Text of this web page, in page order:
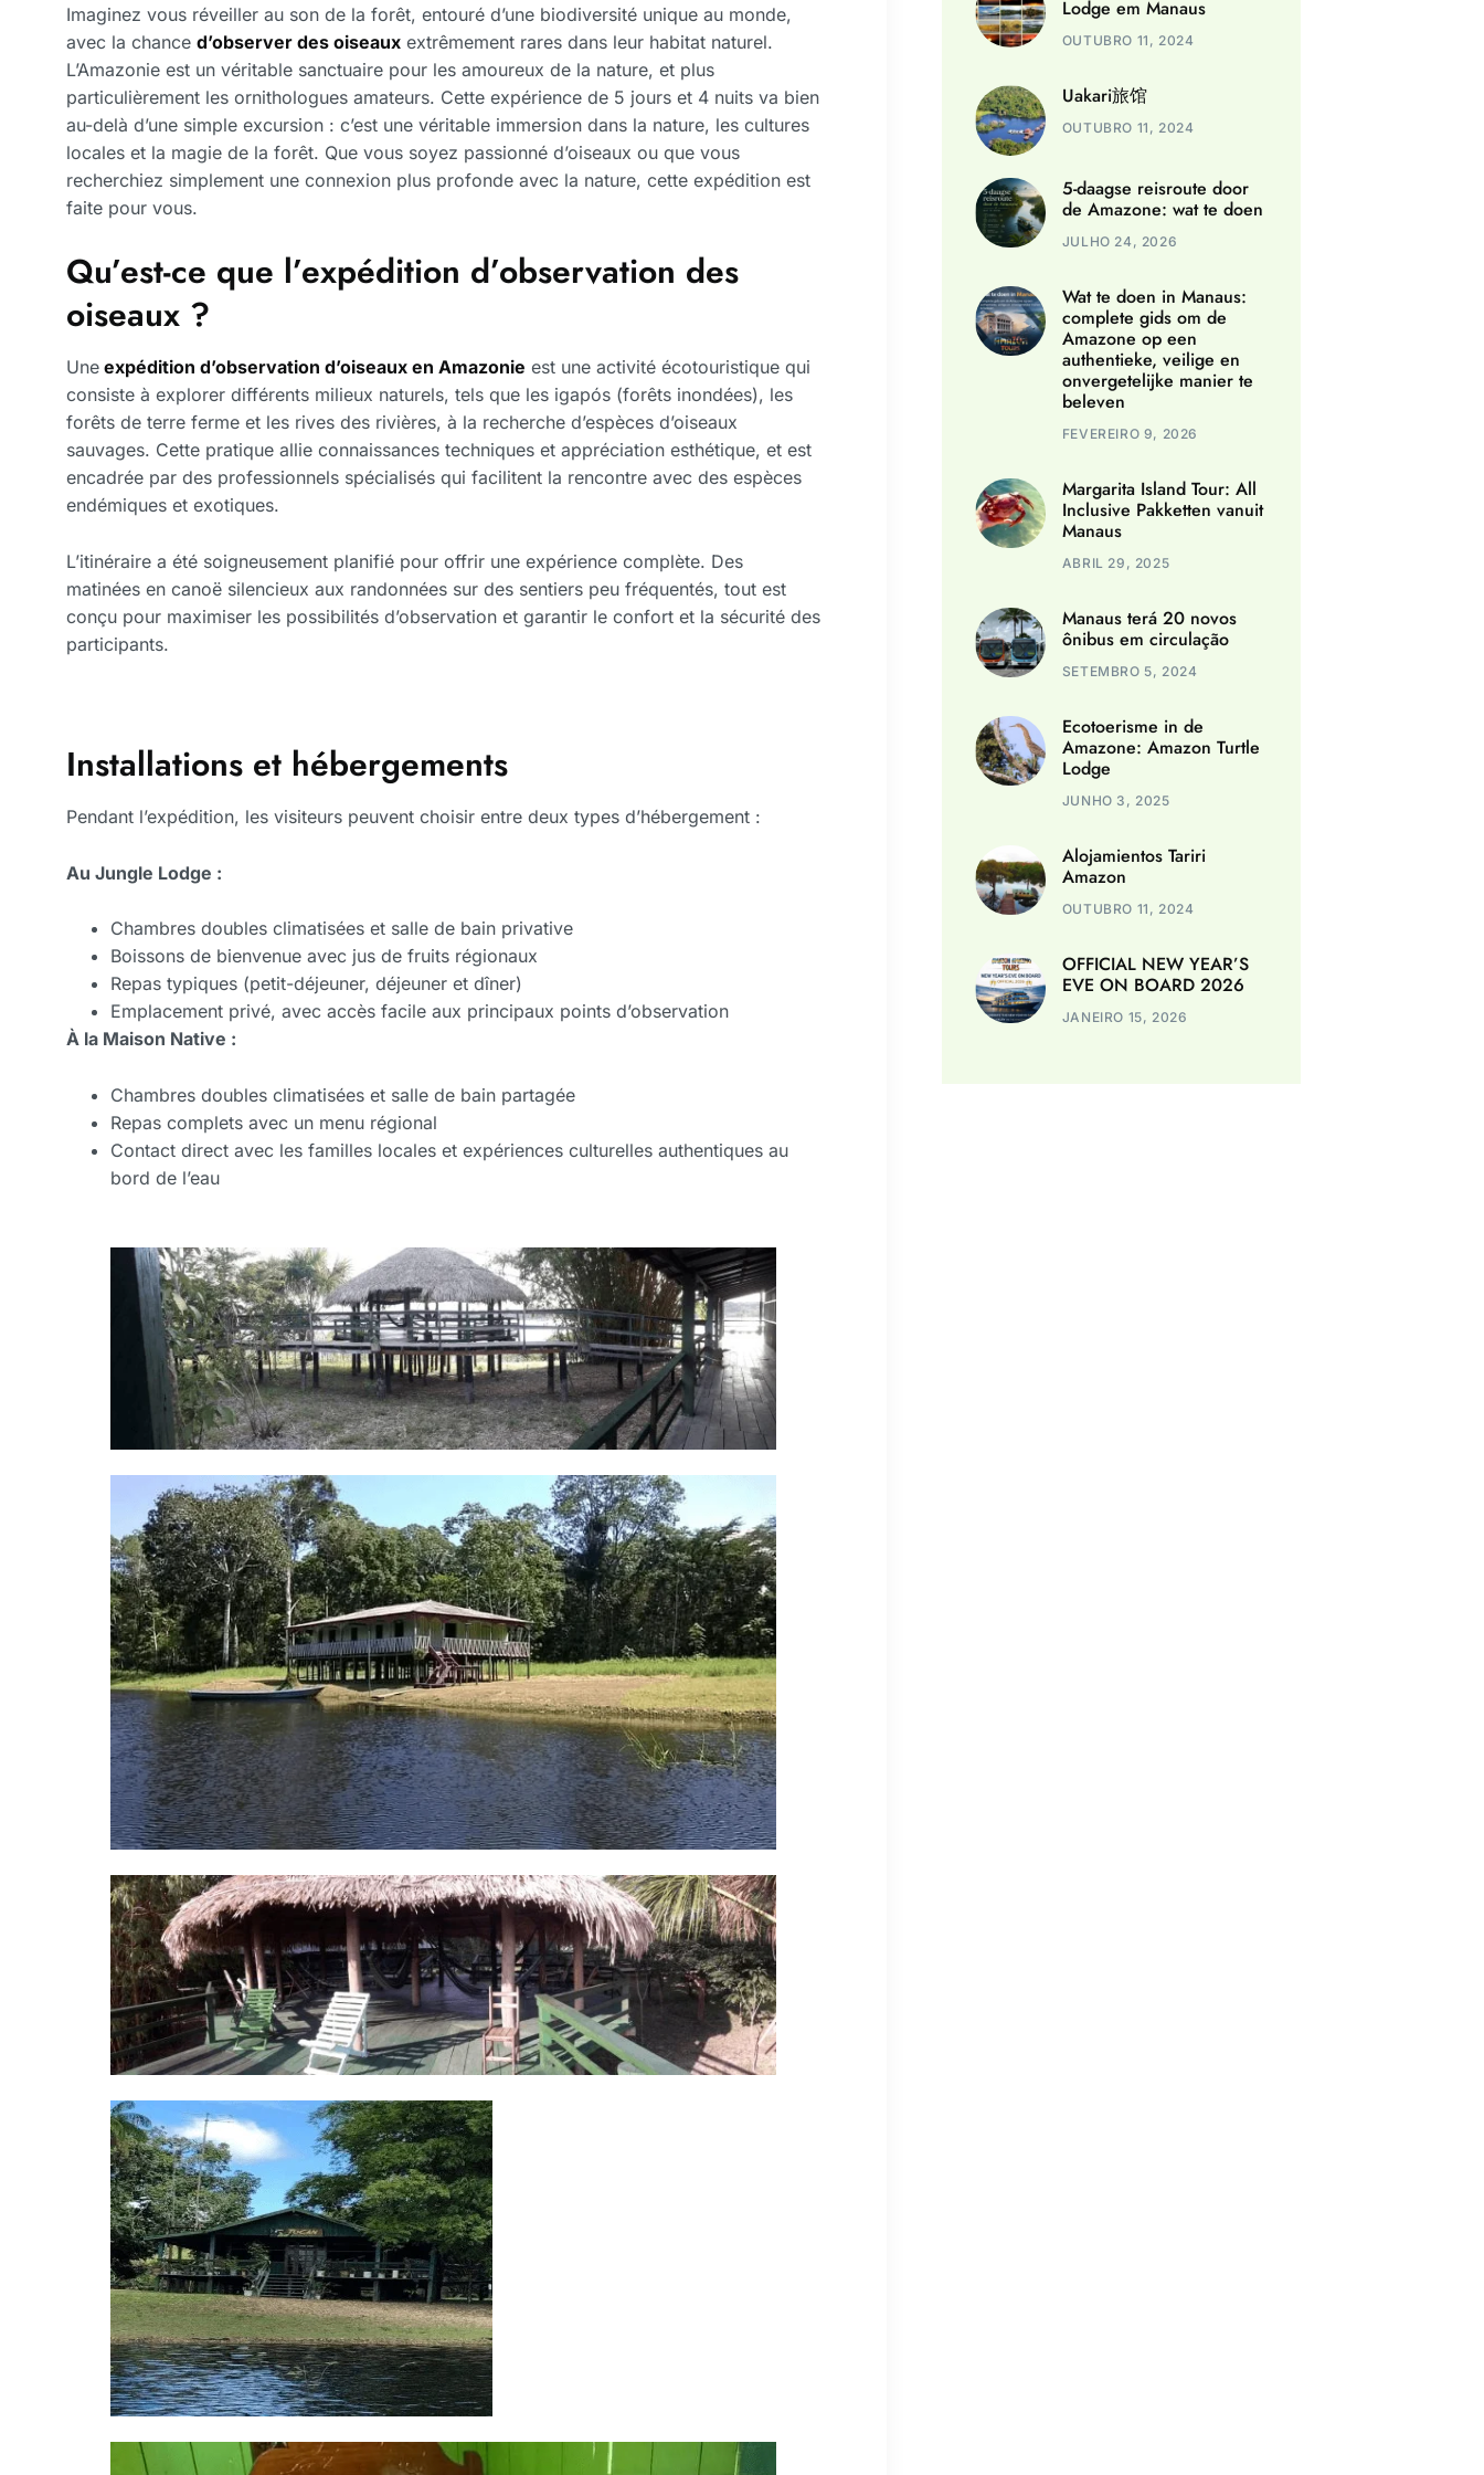
Imaginez vous réveiller au son de la forêt, entouré d’une biodiversité unique au monde,
avec la chance d’observer des oiseaux extrêmement rares dans leur habitat naturel.
L’Amazonie est un véritable sanctuaire pour les amoureux de la nature, et plus
particulièrement les ornithologues amateurs. Cette expérience de 5 jours et 4 nuits va bien
au-delà d’une simple excursion : c’est une véritable immersion dans la nature, les cultures
locales et la magie de la forêt. Que vous soyez passionné d’oiseaux ou que vous
recherchiez simplement une connexion plus profonde avec la nature, cette expédition est
faite pour vous.
Qu’est-ce que l’expédition d’observation des
oiseaux ?
Une expédition d’observation d’oiseaux en Amazonie est une activité écotouristique qui
consiste à explorer différents milieux naturels, tels que les igapós (forêts inondées), les
forêts de terre ferme et les rives des rivières, à la recherche d’espèces d’oiseaux
sauvages. Cette pratique allie connaissances techniques et appréciation esthétique, et est
encadrée par des professionnels spécialisés qui facilitent la rencontre avec des espèces
endémiques et exotiques.
L’itinéraire a été soigneusement planifié pour offrir une expérience complète. Des
matinées en canoë silencieux aux randonnées sur des sentiers peu fréquentés, tout est
conçu pour maximiser les possibilités d’observation et garantir le confort et la sécurité des
participants.
Installations et hébergements
Pendant l’expédition, les visiteurs peuvent choisir entre deux types d’hébergement :
Au Jungle Lodge :
Chambres doubles climatisées et salle de bain privative
Boissons de bienvenue avec jus de fruits régionaux
Repas typiques (petit-déjeuner, déjeuner et dîner)
Emplacement privé, avec accès facile aux principaux points d’observation
À la Maison Native :
Chambres doubles climatisées et salle de bain partagée
Repas complets avec un menu régional
Contact direct avec les familles locales et expériences culturelles authentiques au
bord de l’eau
Lodge em Manaus
OUTUBRO 11, 2024
Uakari旅馆
OUTUBRO 11, 2024
5-daagse reisroute door
de Amazone: wat te doen
JULHO 24, 2026
Wat te doen in Manaus:
complete gids om de
Amazone op een
authentieke, veilige en
onvergetelijke manier te
beleven
FEVEREIRO 9, 2026
Margarita Island Tour: All
Inclusive Pakketten vanuit
Manaus
ABRIL 29, 2025
Manaus terá 20 novos
ônibus em circulação
SETEMBRO 5, 2024
Ecotoerisme in de
Amazone: Amazon Turtle
Lodge
JUNHO 3, 2025
Alojamientos Tariri
Amazon
OUTUBRO 11, 2024
OFFICIAL NEW YEAR’S
EVE ON BOARD 2026
JANEIRO 15, 2026